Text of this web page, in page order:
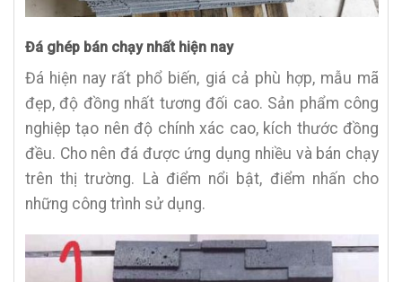
Đá ghép bán chạy nhất hiện nay
Đá hiện nay rất phổ biến, giá cả phù hợp, mẫu mã
đẹp, độ đồng nhất tương đối cao. Sản phẩm công
nghiệp tạo nên độ chính xác cao, kích thước đồng
đều. Cho nên đá được ứng dụng nhiều và bán chạy
trên thị trường. Là điểm nổi bật, điểm nhấn cho
những công trình sử dụng.